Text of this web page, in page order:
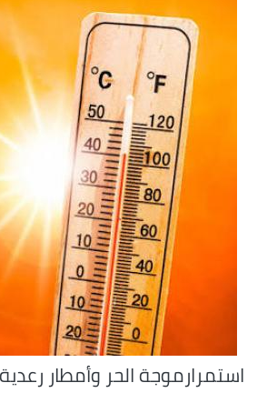
استمرارموجة الحر وأمطار